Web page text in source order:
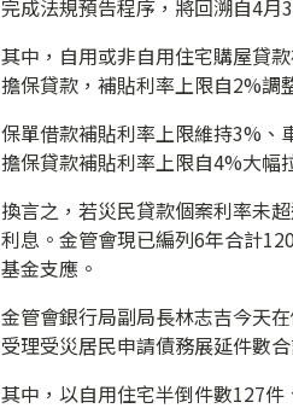
完成法規預告程序，將回溯自4月
其中，自用或非自用住宅購屋貸
擔保貸款，補貼利率上限自2%調
保單借款補貼利率上限維持3%、
擔保貸款補貼利率上限自4%大幅
換言之，若災民貸款個案利率未
利息。金管會現已編列6年合計
基金支應。
金管會銀行局副局長林志吉今天
受理受災居民申請債務展延件數
其中，以自用住宅半倒件數127